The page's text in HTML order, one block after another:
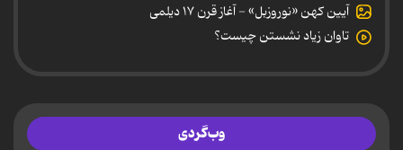
آیین کهن «نوروزبل» - آغاز قرن ۱۷ دیلمی
تاوان زیاد نشستن چیست؟
وب‌گردی